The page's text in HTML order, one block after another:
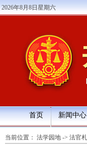
2026年8月8日星期六
首页 新闻中心
当前位置： 法学园地 -> 法官